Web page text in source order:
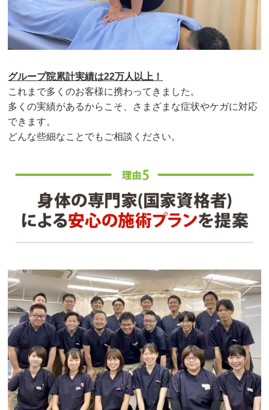
グループ院累計実績は22万人以上！
これまで多くのお客様に携わってきました。
多くの実績があるからこそ、さまざまな症状やケガに対応
できます。
どんな些細なことでもご相談ください。